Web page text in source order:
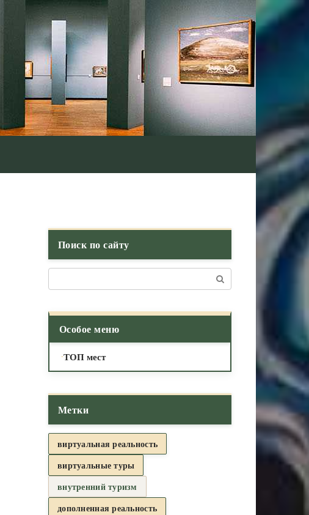
Поиск по сайту
Особое меню
ТОП мест
Метки
виртуальная реальность
виртуальные туры
внутренний туризм
дополненная реальность